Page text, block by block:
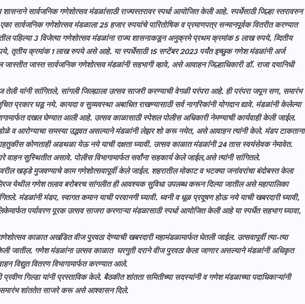
शासनाने सार्वजनिक गणेशोत्सव मंडळांसाठी राज्यस्तरावर स्पर्धा आयोजित केली आहे. स्पर्धेसाठी जिल्हा स्तरावरुन
एका सार्वजनिक गणेशोत्सव मंडळाला 25 हजार रुपयांचे पारितोषिक व प्रमाणपत्र सन्मानपूर्वक वितरीत करण्यात
पहिल्या 3 विजेत्या गणेशोत्सव मंडळांना राज्य शासनाकडून अनुक्रमे प्रथम क्रमांक 5 लाख रुपये, व्दितीय
तृतीय क्रमांक 1 लाख रुपये असे आहे. या स्पर्धेसाठी 15 सप्टेंबर 2023 पर्यंत इच्छुक गणेश मंडळांनी अर्ज
जास्तीत जास्त सार्वजनिक गणेशोत्सव मंडळांनी सहभागी व्हावे, असे आवाहन जिल्हाधिकारी डॉ. राजा दयानिधी
तेली यांनी सांगितले, सांगली जिल्ह्याला उत्सव साजरी करण्याची वेगळी परंपरा आहे. ही परंपरा जपून सण, समारंभ
प्रकार घडू नये. कायदा व सुव्यवस्था अबाधित राखण्यासाठी सर्व नागरिकांनी योगदान द्यावे. मंडळांनी केलेल्या
दखल घेण्यात आली आहे. उत्सव काळासाठी स्पेशल पोलीस अधिकारी नेमण्याची कार्यवाही केली जाईल.
व आरोग्याचा समस्या उद्भवत असल्याने मंडळांनी लेझर शो करू नयेत, असे आवाहन त्यांनी केले. मंडप टाकताना
कोणताही अडथळा येऊ नये याची दक्षता घ्यावी. उत्सव काळात मंडळांनी 24 तास स्वयंसेवक नेमावेत.
वाहन सुस्थितीत असावे. पोलीस विभागामार्फत सर्वांना सहकार्य केले जाईल,असे त्यांनी सांगितले.
खड्डे मुजवण्याचे काम गणेशोत्सवापूर्वी केले जाईल. शहरातील मोकाट व भटक्या जनांवरांचा बंदोबस्त केला
येथील गणेश तलाव बरोबरच सांगलीत ही आवश्यक सुविधा उपलब्ध करून दिल्या जातील असे महापालिका
मंडळांनी मंडप, स्वागत कमान याची परवानगी घ्यावी. ध्वनी व धूळ प्रदूषण होऊ नये याची खबरदारी घ्यावी,
पर्यावरण पूरक उत्सव साजरा करणाऱ्या मंडळासाठी स्पर्धा आयोजित केली आहे या स्पर्धेत सहभाग घ्यावा,
गणेशोत्सव काळात अखंडित वीज पुरवठा देण्याची खबरदारी महामंडळामार्फत घेतली जाईल. उत्सवापूर्वी त्या-त्या
जातील. गणेश मंडळांना उत्सव काळात घरगुती दराने वीज पुरवठा केला जाणार असल्याने मंडळांनी अधिकृत
विद्युत वितरण विभागामार्फत करण्यात आले.
प्रवीण गिल्डा यांनी प्रस्ताविक केले. बैठकीत शांतता समितीच्या सदस्यांनी व गणेश मंडळाच्या पदाधिकाऱ्यांनी
समारंभ शांततेत साजरे करू असे आश्वासन दिले.